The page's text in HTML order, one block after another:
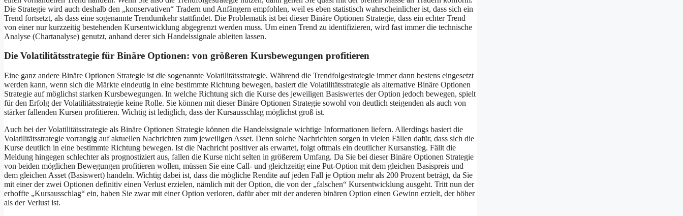
Die Strategie wird auch deshalb den „konservativen“ Tradern und Anfängern empfohlen, weil es eben statistisch wahrscheinlicher ist, dass sich ein
Trend fortsetzt, als dass eine sogenannte Trendumkehr stattfindet. Die Problematik ist bei dieser Binäre Optionen Strategie, dass ein echter Trend
von einer nur kurzzeitig bestehenden Kursentwicklung abgegrenzt werden muss. Um einen Trend zu identifizieren, wird fast immer die technische
Analyse (Chartanalyse) genutzt, anhand derer sich Handelssignale ableiten lassen.
Die Volatilitätsstrategie für Binäre Optionen: von größeren Kursbewegungen profitieren
Eine ganz andere Binäre Optionen Strategie ist die sogenannte Volatilitätsstrategie. Während die Trendfolgestrategie immer dann bestens eingesetzt
werden kann, wenn sich die Märkte eindeutig in eine bestimmte Richtung bewegen, basiert die Volatilitätsstrategie als alternative Binäre Optionen
Strategie auf möglichst starken Kursbewegungen. In welche Richtung sich die Kurse des jeweiligen Basiswertes der Option jedoch bewegen, spielt
für den Erfolg der Volatilitätsstrategie keine Rolle. Sie können mit dieser Binäre Optionen Strategie sowohl von deutlich steigenden als auch von
stärker fallenden Kursen profitieren. Wichtig ist lediglich, dass der Kursausschlag möglichst groß ist.
Auch bei der Volatilitätsstrategie als Binäre Optionen Strategie können die Handelssignale wichtige Informationen liefern. Allerdings basiert die
Volatilitätsstrategie vorrangig auf aktuellen Nachrichten zum jeweiligen Asset. Denn solche Nachrichten sorgen in vielen Fällen dafür, dass sich die
Kurse deutlich in eine bestimmte Richtung bewegen. Ist die Nachricht positiver als erwartet, folgt oftmals ein deutlicher Kursanstieg. Fällt die
Meldung hingegen schlechter als prognostiziert aus, fallen die Kurse nicht selten in größerem Umfang. Da Sie bei dieser Binäre Optionen Strategie
von beiden möglichen Bewegungen profitieren wollen, müssen Sie eine Call- und gleichzeitig eine Put-Option mit dem gleichen Basispreis und
dem gleichen Asset (Basiswert) handeln. Wichtig dabei ist, dass die mögliche Rendite auf jeden Fall je Option mehr als 200 Prozent beträgt, da Sie
mit einer der zwei Optionen definitiv einen Verlust erzielen, nämlich mit der Option, die von der „falschen“ Kursentwicklung ausgeht. Tritt nun der
erhoffte „Kursausschlag“ ein, haben Sie zwar mit einer Option verloren, dafür aber mit der anderen binären Option einen Gewinn erzielt, der höher
als der Verlust ist.